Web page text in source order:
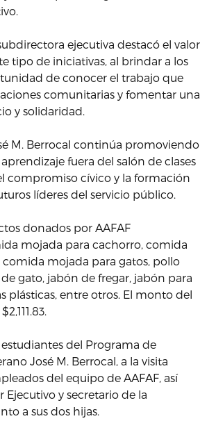
ejecutiva destacó el valor
tipo de iniciativas, al brindar a los
de conocer el trabajo que
comunitarias y fomentar una
y solidaridad.
M. Berrocal continúa promoviendo
fuera del salón de clases
compromiso cívico y la formación
líderes del servicio público.
donados por AAFAF
mojada para cachorro, comida
comida mojada para gatos, pollo
gato, jabón de fregar, jabón para
plásticas, entre otros. El monto del
estudiantes del Programa de
José M. Berrocal, a la visita
del equipo de AAFAF, así
y secretario de la
a sus dos hijas.